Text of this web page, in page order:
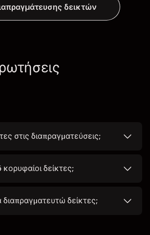
δεικτών
στις διαπραγματεύσεις;
κορυφαίοι δείκτες;
δείκτες;